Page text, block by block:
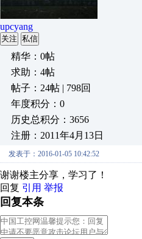
upcyang
关注 私信
精华：0帖
求助：4帖
帖子：24帖 | 798回
年度积分：0
历史总积分：3656
注册：2011年4月13日
发表于：2016-01-05 10:42:52
谢谢楼主分享，学习了！
回复 引用 举报
回复本条